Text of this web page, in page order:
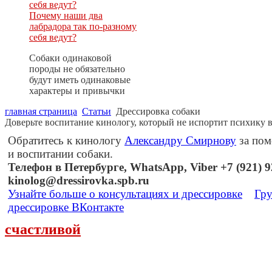
Почему наши два
лабрадора так по-разному
себя ведут?
Собаки одинаковой
породы не обязательно
будут иметь одинаковые
характеры и привычки
главная страница Статьи Дрессировка собаки
Доверьте воспитание кинологу, который не испортит психику
Обратитесь к кинологу Александру Смирнову за
и воспитании собаки.
Телефон в Петербурге, WhatsApp, Viber +7 (921)
kinolog@dressirovka.spb.ru
Узнайте больше о консультациях и дрессировке
дрессировке ВКонтакте
счастливой